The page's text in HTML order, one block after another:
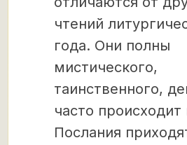
чтений
года. Они полны
мистического,
таинственного,
часто происходит
Послания